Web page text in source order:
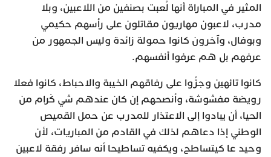
المثير في المباراة أنها لُعبت بصنفين من اللاعبين، وبلا
مدرب، لاعبون مهاريون مقاتلون على رأسهم حكيمي
وبوفال، وآخرون كانوا حمولة زائدة وليس الجمهور من
عرفهم بل هم عرفوا أنفسهم.
كانوا تائهين وجرُّوا على رفاقهم الخيبة والاحباط، كانوا فعلا
رويضة مفشوشة، وأنصحهم إن كان عندهم شي كْرام من
الحيا، أن يبادوا إلى الاعتذار للمدرب عن حمل القميص
الوطني إذا دعاهم لذلك في القادم من المباريات، لأن
وحيد عا كيتساطح، ويكفيه تساطيحا أنه سافر رفقة لاعبين